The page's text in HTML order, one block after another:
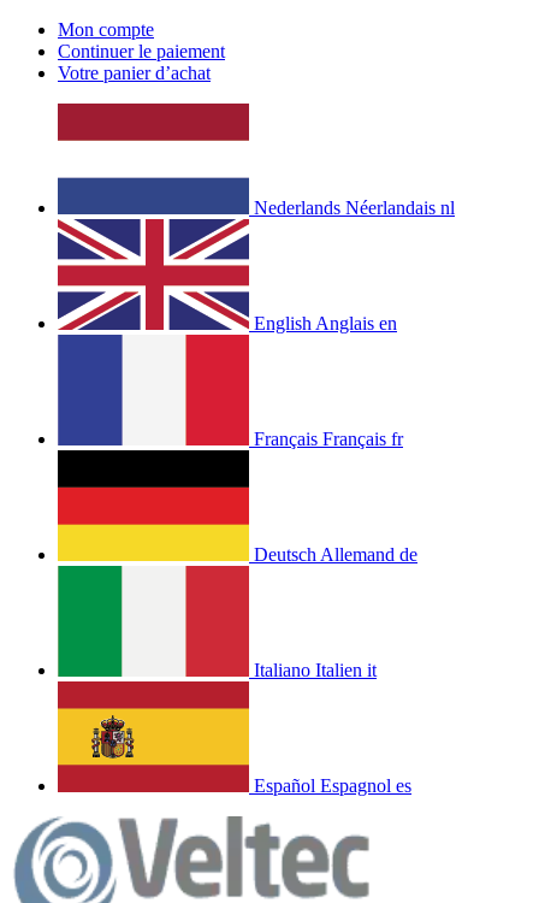
Mon compte
Continuer le paiement
Votre panier d’achat
Nederlands Néerlandais nl
English Anglais en
Français Français fr
Deutsch Allemand de
Italiano Italien it
Español Espagnol es